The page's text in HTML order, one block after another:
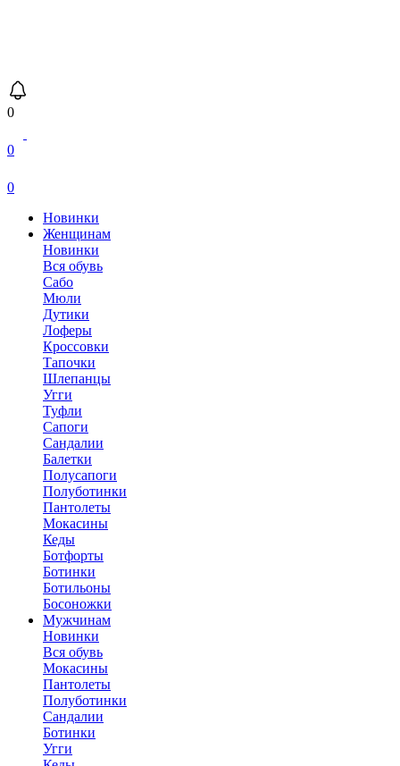
0
0
0
Новинки
Женщинам
Новинки
Вся обувь
Сабо
Мюли
Дутики
Лоферы
Кроссовки
Тапочки
Шлепанцы
Угги
Туфли
Сапоги
Сандалии
Балетки
Полусапоги
Полуботинки
Пантолеты
Мокасины
Кеды
Ботфорты
Ботинки
Ботильоны
Босоножки
Мужчинам
Новинки
Вся обувь
Мокасины
Пантолеты
Полуботинки
Сандалии
Ботинки
Угги